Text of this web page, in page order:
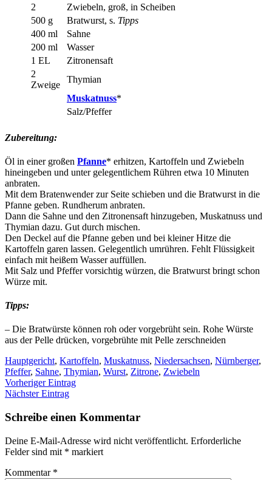
2
Zwiebeln, groß, in Scheiben
500 g
Bratwurst, s. Tipps
400 ml
Sahne
200 ml
Wasser
1 EL
Zitronensaft
2
Zweige
Thymian
Muskatnuss*
Salz/Pfeffer
Zubereitung:
Öl in einer großen Pfanne* erhitzen, Kartoffeln und Zwiebeln
hineingeben und unter gelegentlichem Rühren etwa 10 Minuten
anbraten.
Mit dem Bratenwender zur Seite schieben und die Bratwurst in die
Pfanne geben. Rundherum anbraten.
Dann die Sahne und den Zitronensaft hinzugeben, Muskatnuss und
Thymian dazu. Gut durch mischen.
Den Deckel auf die Pfanne geben und bei kleiner Hitze die
Kartoffeln garen lassen. Gelegentlich umrühren. Fehlt Flüssigkeit
einfach mit heißem Wasser auffüllen.
Mit Salz und Pfeffer vorsichtig würzen, die Bratwurst bringt schon
Würze mit.
Tipps:
– Die Bratwürste können roh oder vorgebrüht sein. Rohe Würste
aus der Pelle drücken, vorgebrühte mit Pelle zerschneiden
Hauptgericht, Kartoffeln, Muskatnuss, Niedersachsen, Nürnberger,
Pfeffer, Sahne, Thymian, Wurst, Zitrone, Zwiebeln
Vorheriger Eintrag
Nächster Eintrag
Schreibe einen Kommentar
Deine E-Mail-Adresse wird nicht veröffentlicht. Erforderliche
Felder sind mit * markiert
Kommentar *